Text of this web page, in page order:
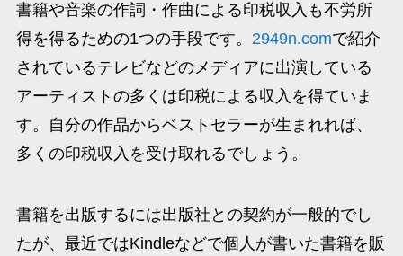
書籍や音楽の作詞・作曲による印税収入も不労所
得を得るための1つの手段です。 2949n.comで紹介
されているテレビなどのメディアに出演している
アーティストの多くは印税による収入を得ていま
す。自分の作品からベストセラーが生まれれば、
多くの印税収入を受け取れるでしょう。
書籍を出版するには出版社との契約が一般的でし
たが、最近ではKindleなどで個人が書いた書籍を販